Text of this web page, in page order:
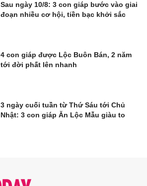
Sau ngày 10/8: 3 con giáp bước vào giai
đoạn nhiều cơ hội, tiền bạc khởi sắc
4 con giáp được Lộc Buôn Bán, 2 năm
tới đời phất lên nhanh
3 ngày cuối tuần từ Thứ Sáu tới Chủ
Nhật: 3 con giáp Ăn Lộc Mẫu giàu to